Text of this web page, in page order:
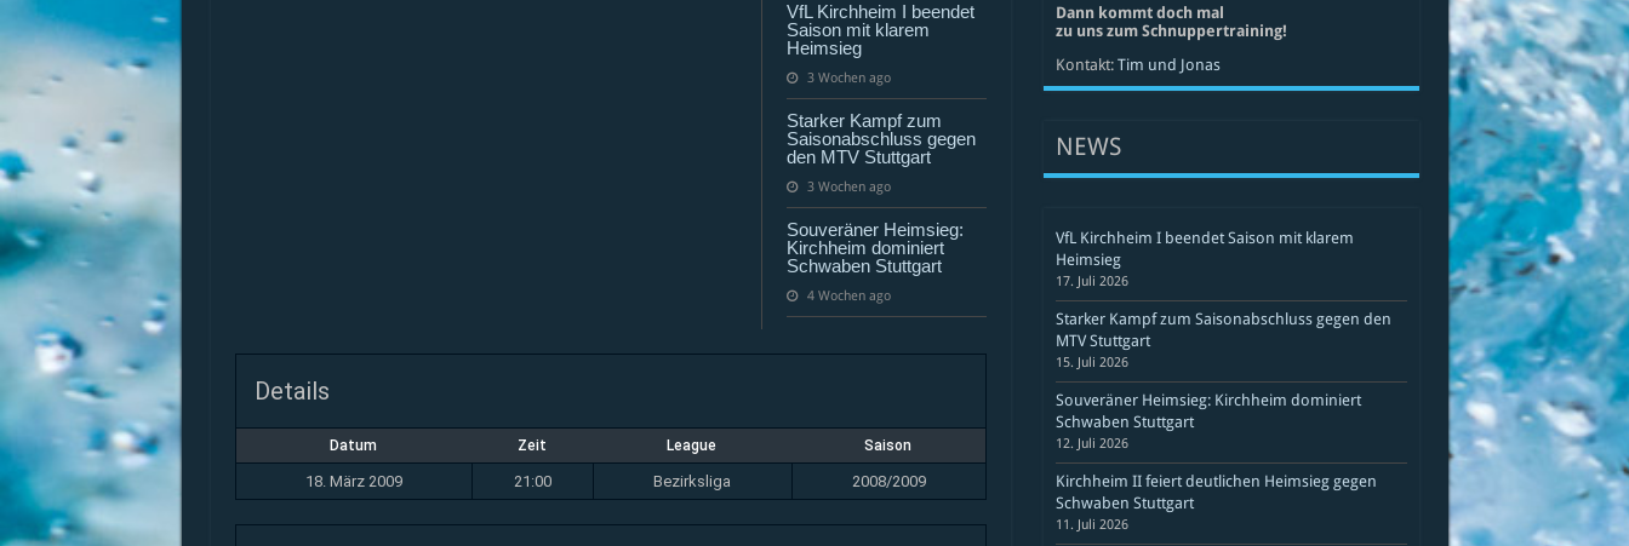
VfL Kirchheim I beendet
Saison mit klarem
Heimsieg
3 Wochen ago
Starker Kampf zum
Saisonabschluss gegen
den MTV Stuttgart
3 Wochen ago
Souveräner Heimsieg:
Kirchheim dominiert
Schwaben Stuttgart
4 Wochen ago
Details
Datum Zeit League Saison
18. März 2009 21:00 Bezirksliga 2008/2009
Dann kommt doch mal
zu uns zum Schnuppertraining!
Kontakt: Tim und Jonas
NEWS
VfL Kirchheim I beendet Saison mit klarem
Heimsieg
17. Juli 2026
Starker Kampf zum Saisonabschluss gegen den
MTV Stuttgart
15. Juli 2026
Souveräner Heimsieg: Kirchheim dominiert
Schwaben Stuttgart
12. Juli 2026
Kirchheim II feiert deutlichen Heimsieg gegen
Schwaben Stuttgart
11. Juli 2026